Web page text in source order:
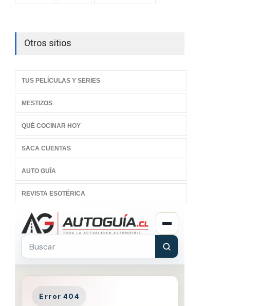
Otros sitios
TUS PELÍCULAS Y SERIES
MESTIZOS
QUÉ COCINAR HOY
SACA CUENTAS
AUTO GUÍA
REVISTA ESOTÉRICA